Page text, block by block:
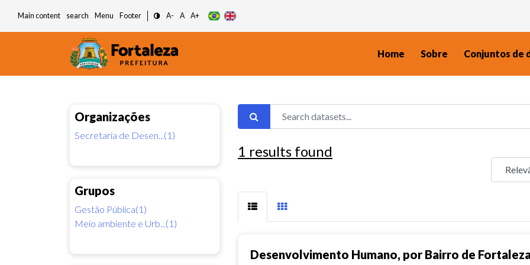
Main content search Menu Footer A- A A+
Home Sobre Conjuntos de
Organizações
Secretaria de Desen...(1)
Grupos
Gestão Pública(1)
Meio ambiente e Urb...(1)
1 results found
Desenvolvimento Humano, por Bairro de